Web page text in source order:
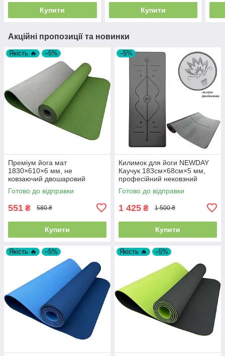
Купити Купити
Акційні пропозиції та новинки
Якість 🔥 –5%
Преміум йога мат
1830×610×6 мм, не
ковзаючий двошаровий
килимок для фітнесу, TPE-
ТС, зелений верх/сірий низ
Готово до відправки
551 ₴ 580 ₴
Купити
–5%
Килимок для йоги NEWDAY
Каучук 183см×68см×5 мм,
професійний нековзний
Готово до відправки
1 425 ₴ 1 500 ₴
Купити
Якість 🔥 –5% Якість 🔥 –5%